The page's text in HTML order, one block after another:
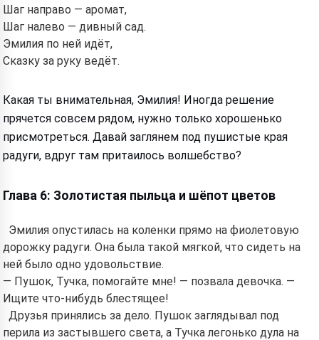
Шаг направо — аромат,
Шаг налево — дивный сад.
Эмилия по ней идёт,
Сказку за руку ведёт.
Какая ты внимательная, Эмилия! Иногда решение
прячется совсем рядом, нужно только хорошенько
присмотреться. Давай заглянем под пушистые края
радуги, вдруг там притаилось волшебство?
Глава 6: Золотистая пыльца и шёпот цветов
Эмилия опустилась на коленки прямо на фиолетовую
дорожку радуги. Она была такой мягкой, что сидеть на
ней было одно удовольствие.
— Пушок, Тучка, помогайте мне! — позвала девочка. —
Ищите что-нибудь блестящее!
Друзья принялись за дело. Пушок заглядывал под
перила из застывшего света, а Тучка легонько дула на